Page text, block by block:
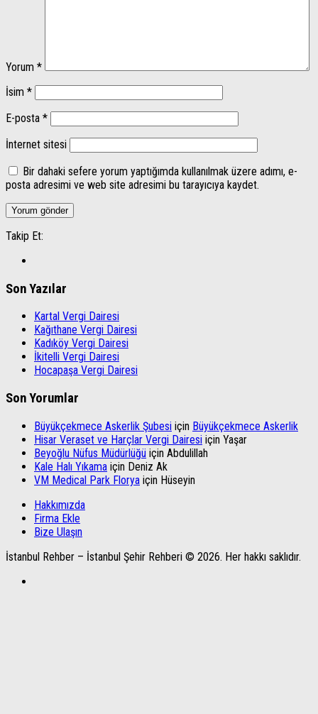
Yorum *
İsim *
E-posta *
İnternet sitesi
Bir dahaki sefere yorum yaptığımda kullanılmak üzere adımı, e-
posta adresimi ve web site adresimi bu tarayıcıya kaydet.
Takip Et:
Son Yazılar
Kartal Vergi Dairesi
Kağıthane Vergi Dairesi
Kadıköy Vergi Dairesi
İkitelli Vergi Dairesi
Hocapaşa Vergi Dairesi
Son Yorumlar
Büyükçekmece Askerlik Şubesi için Büyükçekmece Askerlik
Hisar Veraset ve Harçlar Vergi Dairesi için Yaşar
Beyoğlu Nüfus Müdürlüğü için Abdulillah
Kale Halı Yıkama için Deniz Ak
VM Medical Park Florya için Hüseyin
Hakkımızda
Firma Ekle
Bize Ulaşın
İstanbul Rehber – İstanbul Şehir Rehberi © 2026. Her hakkı saklıdır.